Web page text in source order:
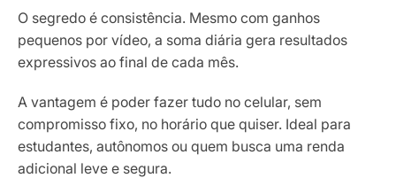
O segredo é consistência. Mesmo com ganhos
pequenos por vídeo, a soma diária gera resultados
expressivos ao final de cada mês.
A vantagem é poder fazer tudo no celular, sem
compromisso fixo, no horário que quiser. Ideal para
estudantes, autônomos ou quem busca uma renda
adicional leve e segura.